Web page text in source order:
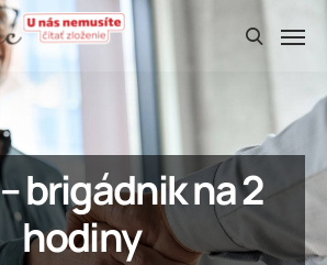
brigádnik na 2
hodiny